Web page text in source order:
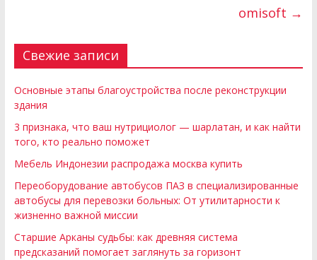
omisoft →
Свежие записи
Основные этапы благоустройства после реконструкции
здания
3 признака, что ваш нутрициолог — шарлатан, и как найти
того, кто реально поможет
Мебель Индонезии распродажа москва купить
Переоборудование автобусов ПАЗ в специализированные
автобусы для перевозки больных: От утилитарности к
жизненно важной миссии
Старшие Арканы судьбы: как древняя система
предсказаний помогает заглянуть за горизонт